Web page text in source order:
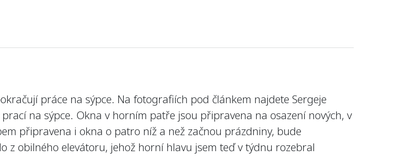
práce na sýpce. Na fotografiích pod článkem najdete Sergeje
na sýpce. Okna v horním patře jsou připravena na osazení nových, v
připravena i okna o patro níž a než začnou prázdniny, bude
z obilného elevátoru, jehož horní hlavu jsem teď v týdnu rozebral